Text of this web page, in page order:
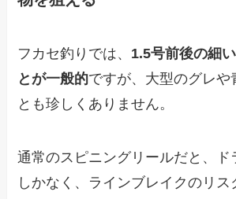
フカセ釣りでは、 1.5号前後の細
とが一般的ですが、大型のグレや
とも珍しくありません。
通常のスピニングリールだと、ド
しかなく、ラインブレイクのリス